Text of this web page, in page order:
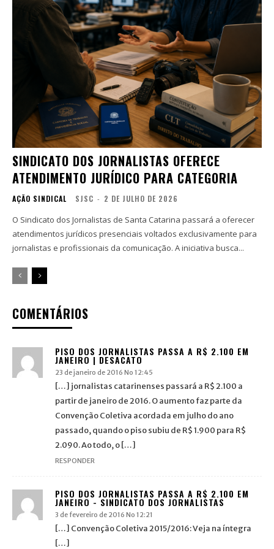
SINDICATO DOS JORNALISTAS OFERECE
ATENDIMENTO JURÍDICO PARA CATEGORIA
AÇÃO SINDICAL SJSC - 2 DE JULHO DE 2026
O Sindicato dos Jornalistas de Santa Catarina passará a oferecer
atendimentos jurídicos presenciais voltados exclusivamente para
jornalistas e profissionais da comunicação. A iniciativa busca...
COMENTÁRIOS
PISO DOS JORNALISTAS PASSA A R$ 2.100 EM
JANEIRO | DESACATO
23 de janeiro de 2016 No 12:45
[…] jornalistas catarinenses passará a R$ 2.100 a
partir de janeiro de 2016. O aumento faz parte da
Convenção Coletiva acordada em julho do ano
passado, quando o piso subiu de R$ 1.900 para R$
2.090. Ao todo, o […]
RESPONDER
PISO DOS JORNALISTAS PASSA A R$ 2.100 EM
JANEIRO - SINDICATO DOS JORNALISTAS
3 de fevereiro de 2016 No 12:21
[…] Convenção Coletiva 2015/2016: Veja na íntegra
[…]